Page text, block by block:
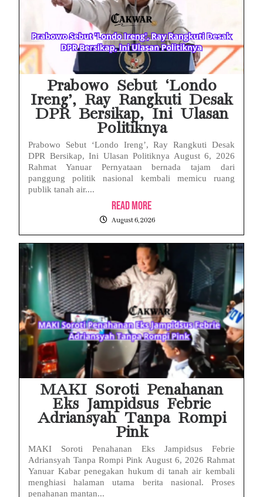
Eks Jampidsus Febrie Adriansyah Tersangka Korupsi Asabri Tapi Masih Terima Gaji: Mengapa Begitu?
Prabowo Sebut ‘Londo
Ireng’, Ray Rangkuti Desak
DPR Bersikap, Ini Ulasan
Politiknya
Prabowo Sebut ‘Londo Ireng’, Ray Rangkuti Desak
DPR Bersikap, Ini Ulasan Politiknya August 6, 2026
Rahmat Yanuar Pernyataan bernada tajam dari
panggung politik nasional kembali memicu ruang
publik tanah air....
Read More
August 6, 2026
MAKI Soroti Penahanan
Eks Jampidsus Febrie
Adriansyah Tanpa Rompi
Pink
MAKI Soroti Penahanan Eks Jampidsus Febrie
Adriansyah Tanpa Rompi Pink August 6, 2026 Rahmat
Yanuar Kabar penegakan hukum di tanah air kembali
menghiasi halaman utama berita nasional. Proses
penahanan mantan...